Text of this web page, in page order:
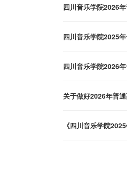
四川音乐学院2026
四川音乐学院2025
四川音乐学院2026
关于做好2026年普
《四川音乐学院